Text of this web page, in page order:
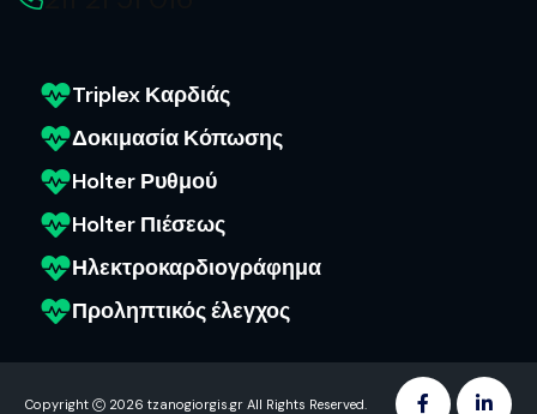
Triplex Καρδιάς
Δοκιμασία Κόπωσης
Holter Ρυθμού
Holter Πιέσεως
Ηλεκτροκαρδιογράφημα
Προληπτικός έλεγχος
Copyright 2026 tzanogiorgis.gr All Rights Reserved.